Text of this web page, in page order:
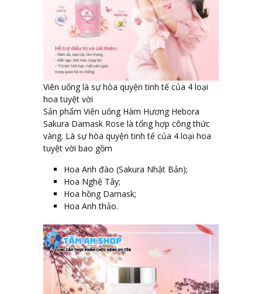
Viên uống là sự hòa quyện tinh tế của 4 loại
hoa tuyệt vời
Sản phẩm Viên uống Hàm Hương Hebora
Sakura Damask Rose là tổng hợp công thức
vàng. Là sự hòa quyện tinh tế của 4 loại hoa
tuyệt vời bao gồm
Hoa Anh đào (Sakura Nhật Bản);
Hoa Nghệ Tây;
Hoa hồng Damask;
Hoa Anh thảo.